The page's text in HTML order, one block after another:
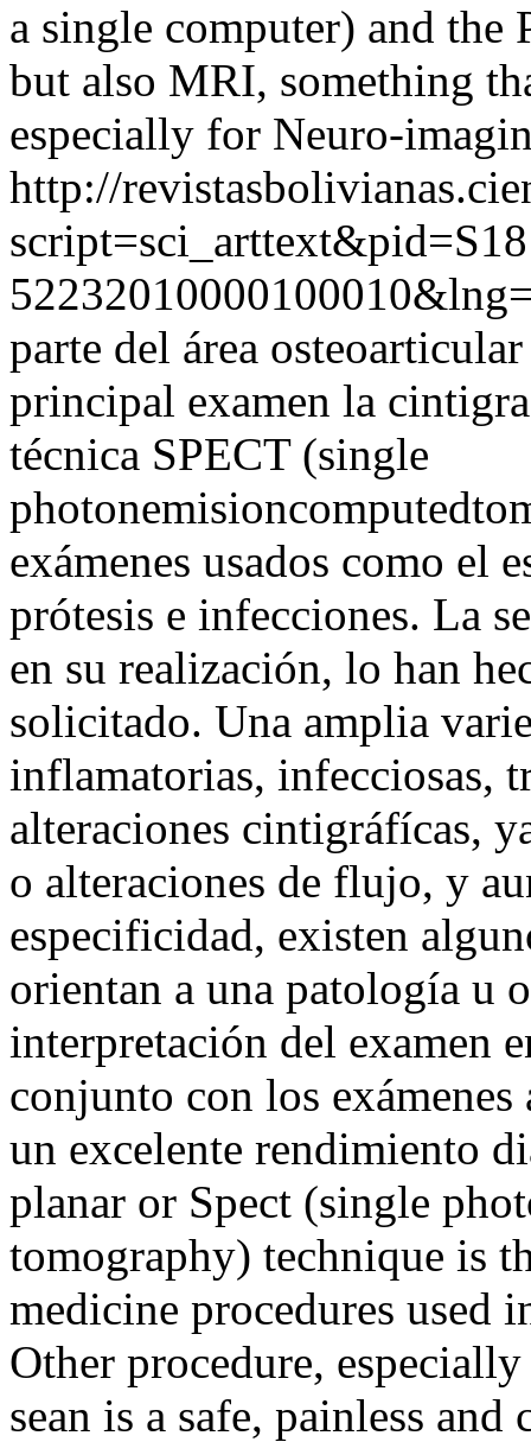
a single computer) and
but also MRI, something
especially for Neuro-
http://
parte del área
principal examen la
técnica SPECT (single
exámenes usados como el
prótesis e infecciones. La
en su realización, lo han
solicitado. Una amplia
inflamatorias, infecciosas,
alteraciones cintigráfícas,
o alteraciones de flujo, y
especificidad, existen
orientan a una patología u
interpretación del examen
conjunto con los
un excelente rendimiento
planar or Spect (single
tomography) technique is
medicine procedures used
Other procedure,
sean is a safe, painless